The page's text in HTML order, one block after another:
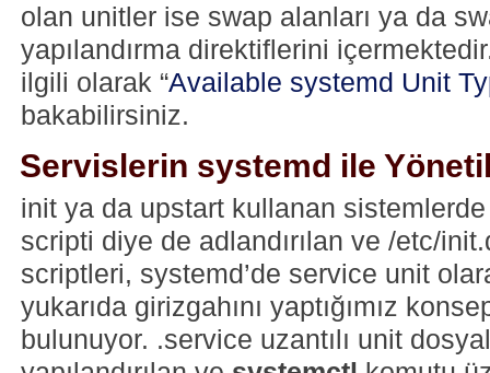
olan unitler ise swap alanları ya da
yapılandırma direktiflerini
ilgili olarak “Available systemd Unit
bakabilirsiniz.
Servislerin systemd ile
init ya da upstart kullanan
scripti diye de adlandırılan ve /etc/
scriptleri, systemd’de service unit
yukarıda girizgahını yaptığımız
bulunuyor. .service uzantılı unit